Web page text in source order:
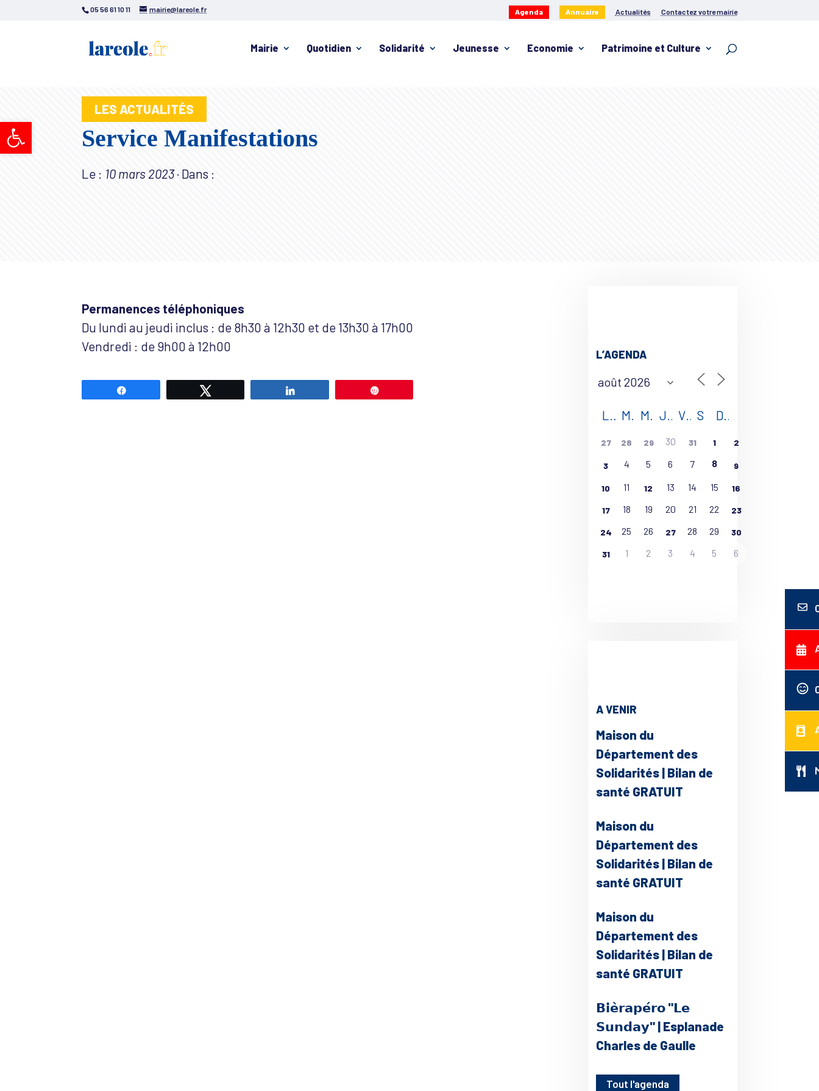
Ouvrir la barre d’outils
05 56 61 10 11 mairie@lareole.fr Agenda Annuaire Actualités Contactez votre mairie
Mairie Quotidien Solidarité Jeunesse Economie Patrimoine et Culture
LES ACTUALITÉS
Service Manifestations
Le : 10 mars 2023· Dans :
Permanences téléphoniques
Du lundi au jeudi inclus : de 8h30 à 12h30 et de 13h30 à 17h00
Vendredi : de 9h00 à 12h00
L’AGENDA
M V S D
27 28 29 30 31 1 2
3 4 5 6 7 8 9
10 11 12 13 14 15 16
17 18 19 20 21 22 23
24 25 26 27 28 29 30
31 1 2 3 4 5 6
A VENIR
Maison du
Département des
Solidarités | Bilan de
santé GRATUIT
Maison du
Département des
Solidarités | Bilan de
santé GRATUIT
Maison du
Département des
Solidarités | Bilan de
santé GRATUIT
𝗕𝗶𝗲̀𝗿𝗮𝗽𝗲́𝗿𝗼 "𝗟𝗲
𝗦𝘂𝗻𝗱𝗮𝘆" | Esplanade
Charles de Gaulle
Tout l'agenda